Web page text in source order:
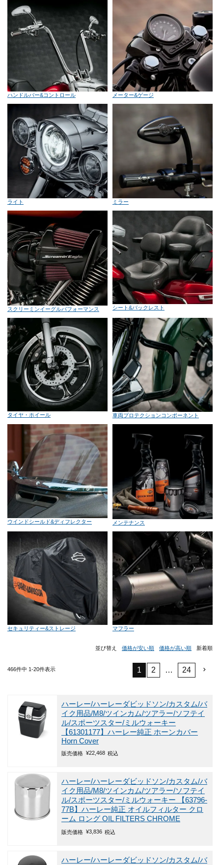
ハンドルバー&コントロール メーター&ゲージ
ライト ミラー
スクリーミンイーグルパフォーマンス シート&バックレスト
タイヤ・ホイール 車両プロテクションコンポーネント
ウインドシールド&ディフレクター メンテナンス
セキュリティー&ストレージ マフラー
並び替え 価格が安い順 価格が高い順 新着順
466件中 1 -20件表示 1 2 … 24
ハーレー/ハーレーダビッドソン/カスタム/バ
イク用品/M8/ツインカム/ツアラー/ソフテイ
ル/スポーツスター/ミルウォーキー
【61301177】ハーレー純正 ホーンカバー
Horn Cover
販売価格 ¥22,468 税込
ハーレー/ハーレーダビッドソン/カスタム/バ
イク用品/M8/ツインカム/ツアラー/ソフテイ
ル/スポーツスター/ミルウォーキー
【63796-
77B】ハーレー純正 オイルフィルター クロ
ーム ロング OIL FILTERS CHROME
販売価格 ¥3,836 税込
ハーレー/ハーレーダビッドソン/カスタム/バ